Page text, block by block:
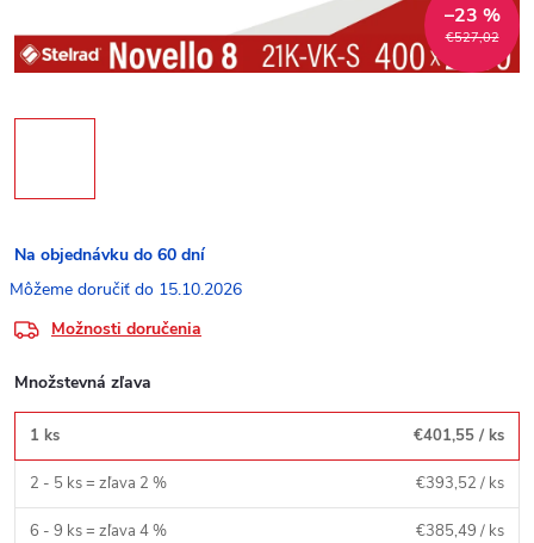
€527,02
–23 %
Na objednávku do 60 dní
15.10.2026
Možnosti doručenia
Množstevná zľava
1 ks €401,55 / ks
2 - 5 ks = zľava 2 % €393,52 / ks
6 - 9 ks = zľava 4 % €385,49 / ks